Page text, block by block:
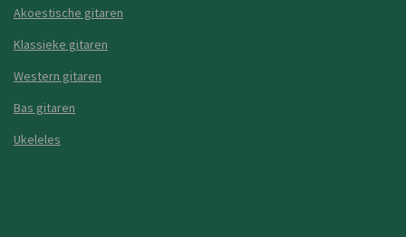
Akoestische gitaren
Klassieke gitaren
Western gitaren
Bas gitaren
Ukeleles